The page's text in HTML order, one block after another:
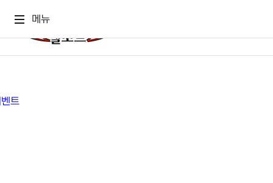
메뉴
공지사항
세계관